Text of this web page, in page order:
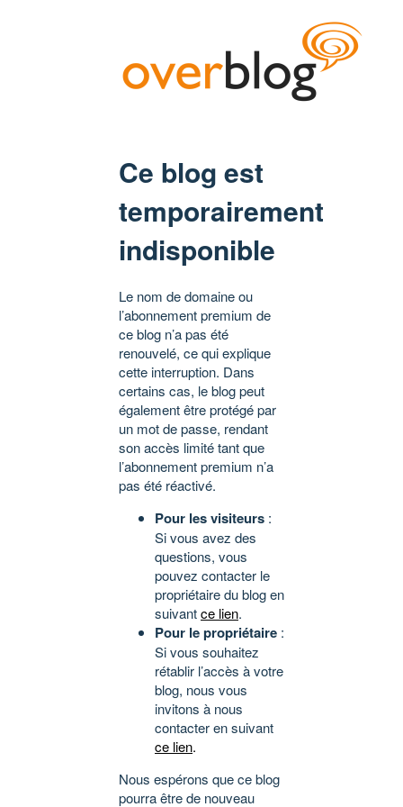
Ce blog est
temporairement
indisponible
Le nom de domaine ou
l’abonnement premium de
ce blog n’a pas été
renouvelé, ce qui explique
cette interruption. Dans
certains cas, le blog peut
également être protégé par
un mot de passe, rendant
son accès limité tant que
l’abonnement premium n’a
pas été réactivé.
Pour les visiteurs :
Si vous avez des
questions, vous
pouvez contacter le
propriétaire du blog en
suivantce lien.
Pour le propriétaire :
Si vous souhaitez
rétablir l’accès à votre
blog, nous vous
invitons à nous
contacter en suivant
ce lien.
Nous espérons que ce blog
pourra être de nouveau